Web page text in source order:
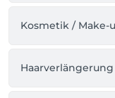
Kosmetik / Make-